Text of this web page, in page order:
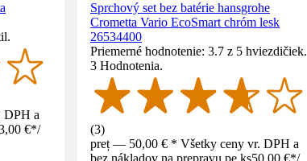
DPH a
€*/
Sprchový set bez batérie hansgrohe
Crometta Vario EcoSmart chróm lesk
26534400
Priemerné hodnotenie: 3.7 z 5 hviezdičiek.
3 Hodnotenia.
(3)
preț — 50,00 € * Všetky ceny vr. DPH a
bez nákladov na prepravu pe ks50,00 €*/